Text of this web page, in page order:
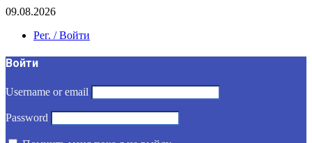
09.08.2026
Рег. / Войти
Войти
Username or email
Password